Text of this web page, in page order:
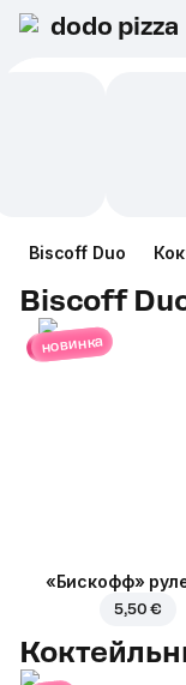
dodo pizza
Biscoff Duo
Biscoff
новинка
«Бискофф»
5,50 €